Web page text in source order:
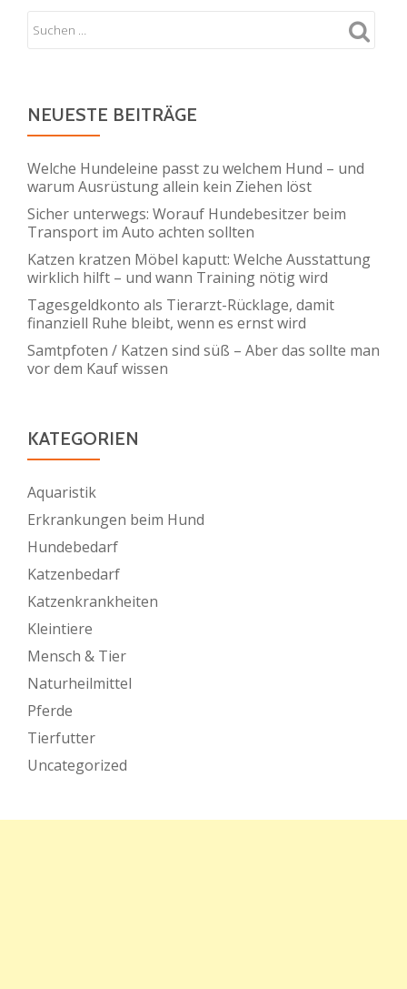
schneller
können:
Sicherheitstipps
NEUESTE BEITRÄGE
Welche Hundeleine passt zu welchem Hund – und
warum Ausrüstung allein kein Ziehen löst
Sicher unterwegs: Worauf Hundebesitzer beim
Transport im Auto achten sollten
Katzen kratzen Möbel kaputt: Welche Ausstattung
wirklich hilft – und wann Training nötig wird
Tagesgeldkonto als Tierarzt-Rücklage, damit
finanziell Ruhe bleibt, wenn es ernst wird
Samtpfoten / Katzen sind süß – Aber das sollte man
vor dem Kauf wissen
KATEGORIEN
Aquaristik
Erkrankungen beim Hund
Hundebedarf
Katzenbedarf
Katzenkrankheiten
Kleintiere
Mensch & Tier
Naturheilmittel
Pferde
Tierfutter
Uncategorized